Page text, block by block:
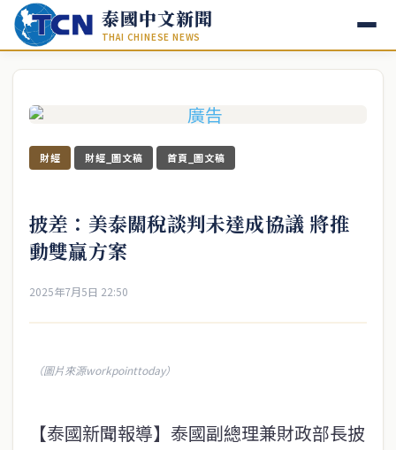
泰國中文新聞
THAI CHINESE NEWS
財經 財經_圖文稿 首頁_圖文稿
披差：美泰關稅談判未達成協議 將推
動雙贏方案
2025年7月5日 22:50
（圖片來源workpointtoday）
【泰國新聞報導】泰國副總理兼財政部長披